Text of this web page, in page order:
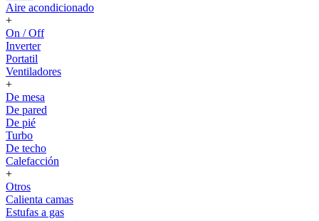
Aire acondicionado
+
On / Off
Inverter
Portatil
Ventiladores
+
De mesa
De pared
De pié
Turbo
De techo
Calefacción
+
Otros
Calienta camas
Estufas a gas